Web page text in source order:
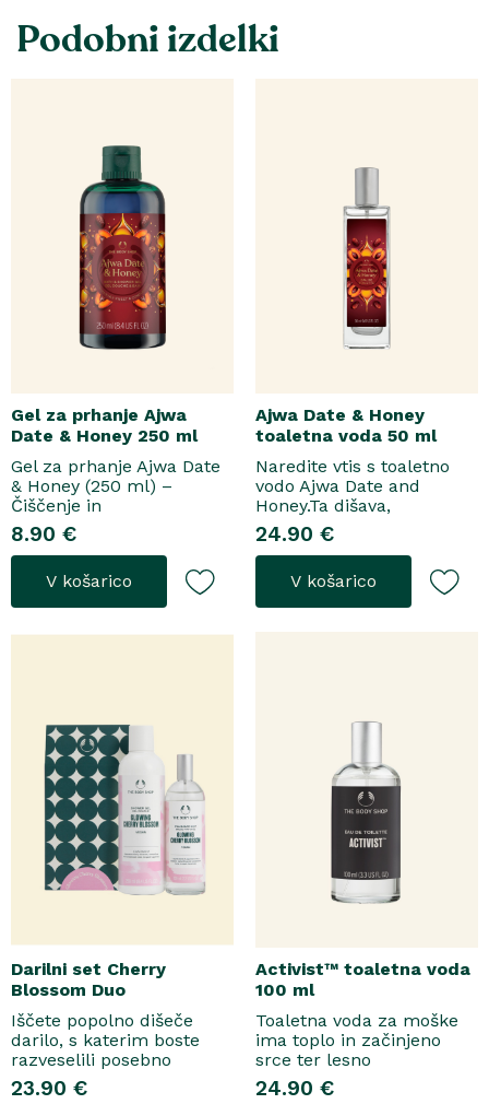
Podobni izdelki
Gel za prhanje Ajwa
Date & Honey 250 ml
Gel za prhanje Ajwa Date
& Honey (250 ml) –
Čiščenje in
pomladitevSpremenite
svoje vsakodnevno
prhanje v razkošen
orientalski ritual z gelom
za prhanje Ajwa Date &
8.90 €
V košarico
Ajwa Date & Honey
toaletna voda 50 ml
Naredite vtis s toaletno
vodo Ajwa Date and
Honey.Ta dišava,
zasnovana tako za
razkošne priložnosti kot
za vsakodnevno nošenje,
se odpre z notami suhega
grozdja, labana in frezije,
24.90 €
V košarico
Darilni set Cherry
Blossom Duo
Iščete popolno dišeče
darilo, s katerim boste
razveselili posebno
osebo? Spoznajte naš
darilni set Cherry Blossom
23.90 €
Activist™ toaletna voda
100 ml
Toaletna voda za moške
ima toplo in začinjeno
srce ter lesno
osnovo.Topel, začinjen
vonjToaletna voda..
24.90 €